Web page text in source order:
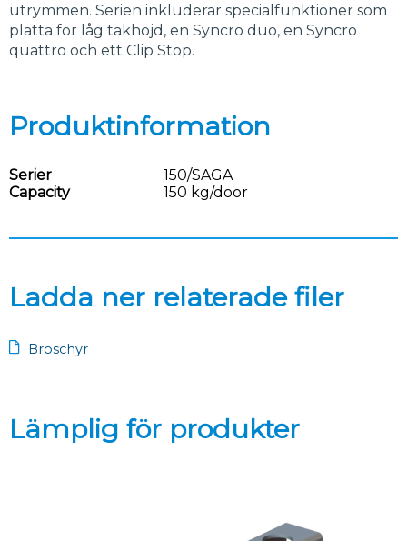
utrymmen. Serien inkluderar specialfunktioner som
platta för låg takhöjd, en Syncro duo, en Syncro
quattro och ett Clip Stop.
Produktinformation
Serier
150/SAGA
Capacity
150 kg/door
Ladda ner relaterade filer
Broschyr
Lämplig för produkter